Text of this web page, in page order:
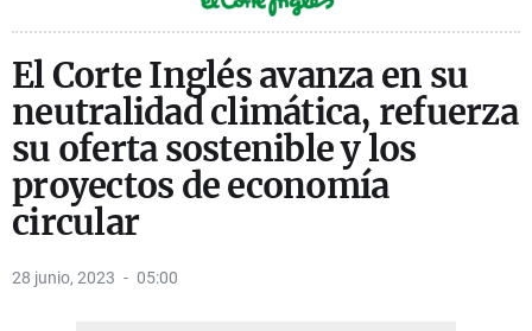
El Corte Inglés avanza en su
neutralidad climática, refuerza
su oferta sostenible y los
proyectos de economía
circular
28 junio, 2023 05:00